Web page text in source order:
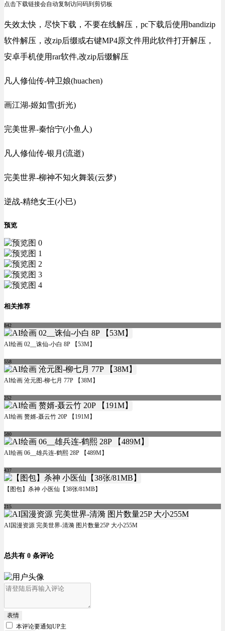
点击下载链接会自动复制访问码到剪切板
失效太快，尽快下载，不要在线解压，pc下载后使用bandizip
软件解压，改zip后缀或右键MP4原文件用此软件打开解压，
安卓手机使用rar软件,改zip后缀解压
凡人修仙传-钟卫娘(huachen)
画江湖-姬如雪(折光)
完美世界-秦怡宁(小鱼人)
凡人修仙传-银月(流逝)
完美世界-柳神不知火舞装(云梦)
逆战-精绝女王(小巳)
预览
相关推荐
842
AI绘画 02__诛仙-小白 8P 【53M】
558
AI绘画 沧元图-柳七月 77P 【38M】
252
AI绘画 赘婿-聂云竹 20P 【191M】
580
AI绘画 06__雄兵连-鹤熙 28P 【489M】
437
【图包】杀神 小医仙【38张/81MB】
215
AI国漫资源 完美世界-清漪 图片数量25P 大小255M
总共有 0 条评论
表情
本评论要通知UP主